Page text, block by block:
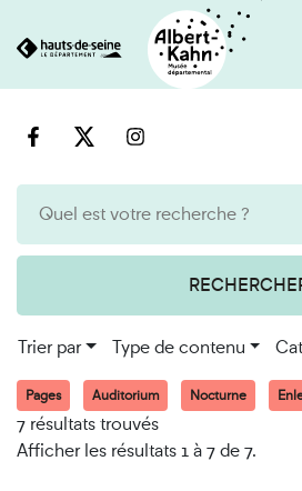
au
Trier par Type de contenu
Pages Auditorium Nocturne
7 résultats trouvés
Afficher les résultats 1 à 7 de 7.
Cookies et traceurs utilisés sur ce site